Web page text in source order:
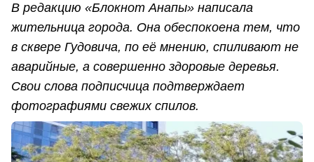
В редакцию «Блокнот Анапы» написала
жительница города. Она обеспокоена тем, что
в сквере Гудовича, по её мнению, спиливают не
аварийные, а совершенно здоровые деревья.
Свои слова подписчица подтверждает
фотографиями свежих спилов.